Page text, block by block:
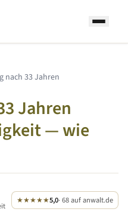
nach 33 Jahren
Jahren
— wie
★★★★★5,0· 68 auf anwalt.de